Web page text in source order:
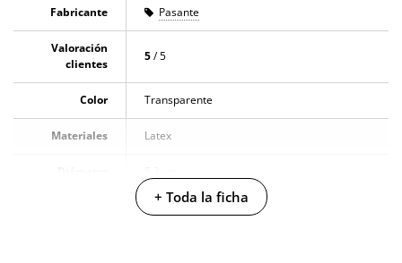
Textura: superficie lisa tradicional.
Ancho nominal: 53 mm.
Tamaño: mediano con grosor estándar.
Cantidad: bolsa de 144 unidades.
Material: látex 100% natural.
Uso: idóneo para sexo vaginal, anal y oral.
Fabricante Pasante
Valoración
clientes
5/ 5
Color Transparente
Materiales Latex
+ Toda la ficha